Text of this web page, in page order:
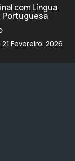
com Língua
Portuguesa
21 Fevereiro, 2026